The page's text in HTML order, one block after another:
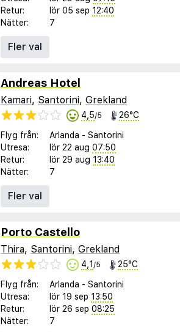
Retur:
lör 05 sep 12:40
Nätter:
7
Fler val
Andreas Hotel
Kamari, Santorini, Grekland
4,5/5 26°C
Flyg från: Arlanda - Santorini
Utresa:
lör 22 aug 07:50
Retur:
lör 29 aug 13:40
Nätter:
7
Fler val
Porto Castello
Thira, Santorini, Grekland
4,1 /5 25°C
Flyg från: Arlanda - Santorini
Utresa:
lör 19 sep 13:50
Retur:
lör 26 sep 08:25
Nätter:
7